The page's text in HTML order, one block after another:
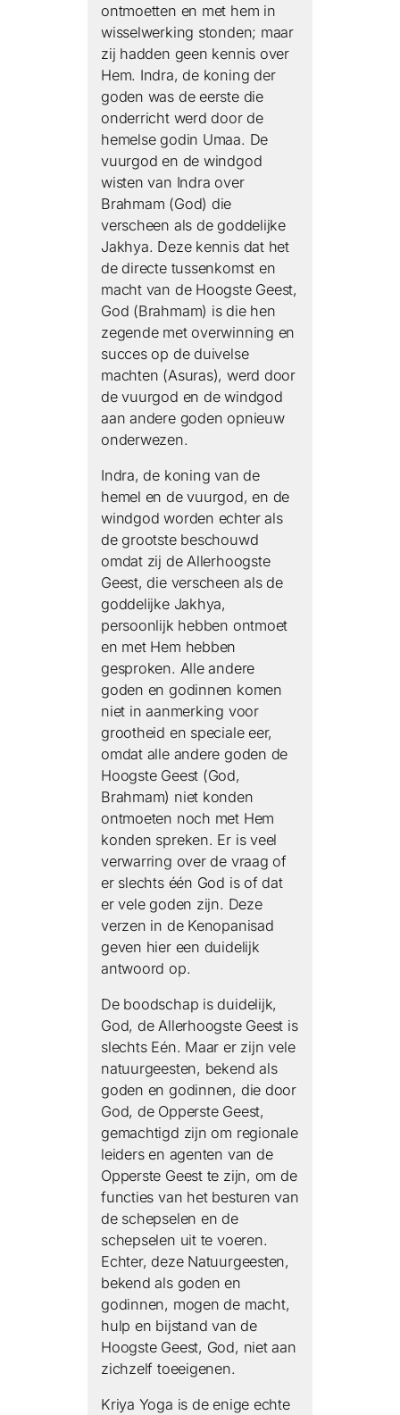
ontmoetten en met hem in
wisselwerking stonden; maar
zij hadden geen kennis over
Hem. Indra, de koning der
goden was de eerste die
onderricht werd door de
hemelse godin Umaa. De
vuurgod en de windgod
wisten van Indra over
Brahmam (God) die
verscheen als de goddelijke
Jakhya. Deze kennis dat het
de directe tussenkomst en
macht van de Hoogste Geest,
God (Brahmam) is die hen
zegende met overwinning en
succes op de duivelse
machten (Asuras), werd door
de vuurgod en de windgod
aan andere goden opnieuw
onderwezen.
Indra, de koning van de
hemel en de vuurgod, en de
windgod worden echter als
de grootste beschouwd
omdat zij de Allerhoogste
Geest, die verscheen als de
goddelijke Jakhya,
persoonlijk hebben ontmoet
en met Hem hebben
gesproken. Alle andere
goden en godinnen komen
niet in aanmerking voor
grootheid en speciale eer,
omdat alle andere goden de
Hoogste Geest (God,
Brahmam) niet konden
ontmoeten noch met Hem
konden spreken. Er is veel
verwarring over de vraag of
er slechts één God is of dat
er vele goden zijn. Deze
verzen in de Kenopanisad
geven hier een duidelijk
antwoord op.
De boodschap is duidelijk,
God, de Allerhoogste Geest is
slechts Eén. Maar er zijn vele
natuurgeesten, bekend als
goden en godinnen, die door
God, de Opperste Geest,
gemachtigd zijn om regionale
leiders en agenten van de
Opperste Geest te zijn, om de
functies van het besturen van
de schepselen en de
schepselen uit te voeren.
Echter, deze Natuurgeesten,
bekend als goden en
godinnen, mogen de macht,
hulp en bijstand van de
Hoogste Geest, God, niet aan
zichzelf toeeigenen.
Kriya Yoga is de enige echte